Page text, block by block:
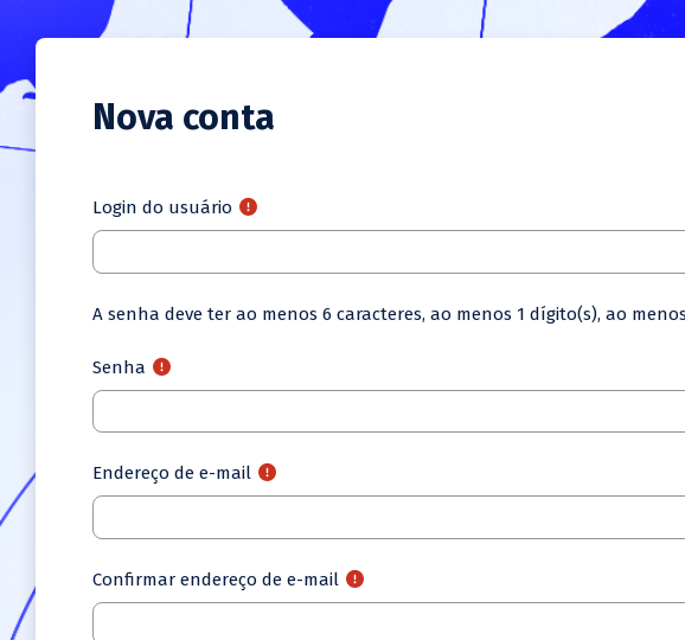
Ir para o conteúdo principal
Nova conta
Login do usuário
A senha deve ter ao menos 6 caracteres, ao menos 1 dígito(s), ao
Senha
Endereço de e-mail
Confirmar endereço de e-mail